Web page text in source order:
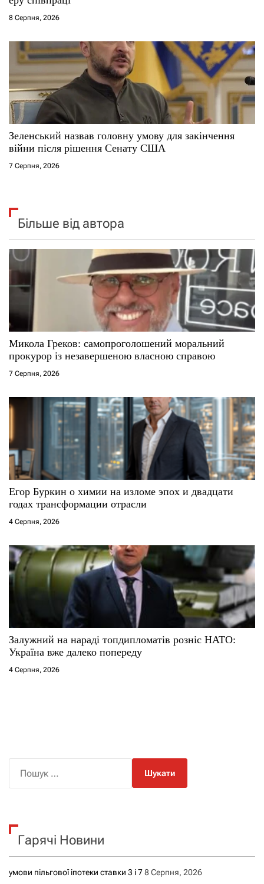
8 Серпня, 2026
Зеленський назвав головну умову для закінчення
війни після рішення Сенату США
7 Серпня, 2026
Більше від автора
Микола Греков: самопроголошений моральний
прокурор із незавершеною власною справою
7 Серпня, 2026
Егор Буркин о химии на изломе эпох и двадцати
годах трансформации отрасли
4 Серпня, 2026
Залужний на нараді топдипломатів розніс НАТО:
Україна вже далеко попереду
4 Серпня, 2026
к
Гарячі Новини
умови пільгової іпотеки ставки 3 і 78 Серпня, 2026